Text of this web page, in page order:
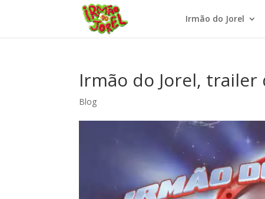
Irmão do Jorel
Irmão do Jorel, trailer
Blog